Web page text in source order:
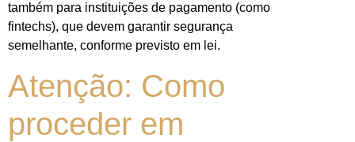
também para instituições de pagamento (como
fintechs), que devem garantir segurança
semelhante, conforme previsto em lei.
Atenção: Como
proceder em